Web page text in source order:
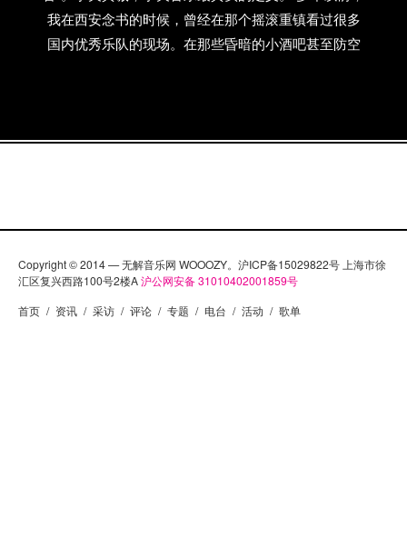
我在西安念书的时候，曾经在那个摇滚重镇看过很多
国内优秀乐队的现场。在那些昏暗的小酒吧甚至防空
响在我日益平庸的心。我常常会独自驱车去茂名的海
Copyright © 2014 — 无解音乐网 WOOOZY。沪ICP备15029822号 上海市徐
汇区复兴西路100号2楼A沪公网安备 31010402001859号
首页 / 资讯 / 采访 / 评论 / 专题 / 电台 / 活动 / 歌单